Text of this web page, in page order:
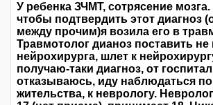
У ребенка ЗЧМТ, сотрясение мозга.
чтобы подтвердить этот диагноз
между прочим)я возила его в
Травмотолог дианоз поставить не
нейрохирурга, шлет к
получаю-таки диагноз, от
отказываюсь, иду наблюдаться
жительства, к неврологу.